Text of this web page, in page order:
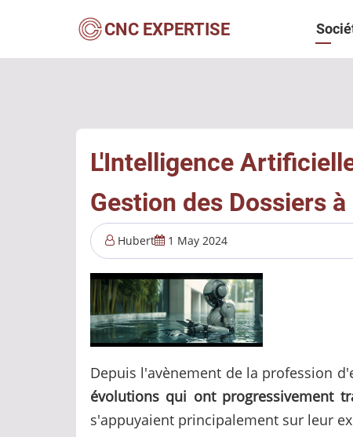
contenu
CNC EXPERTISE
L'Intelligence
Gestion des Dossiers
Hubert 1 May 2024
Depuis l'avènement de la profession
évolutions qui ont progressivement
s'appuyaient principalement sur leur